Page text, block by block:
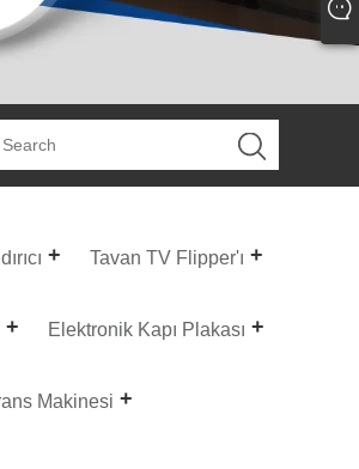
Tavan TV Flipper'ı
Elektronik Kapı Plakası
Makinesi